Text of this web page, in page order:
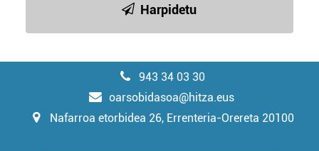
Harpidetu
943 34 03 30
oarsobidasoa@hitza.eus
Nafarroa etorbidea 26, Errenteria-Orereta 20100